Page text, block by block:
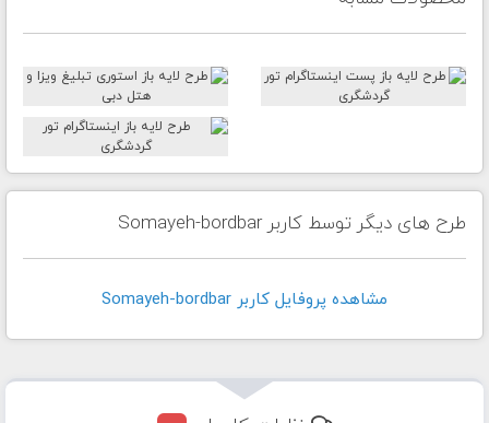
طرح های دیگر توسط کاربر Somayeh-bordbar
مشاهده پروفايل کاربر Somayeh-bordbar